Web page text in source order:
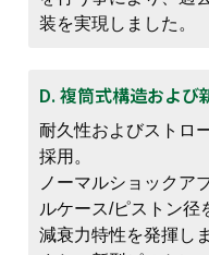
装を実現しました。
D. 複筒式構造および
耐久性およびストロ
採用。
ノーマルショックア
ルケース/ピストン径
減衰力特性を発揮し